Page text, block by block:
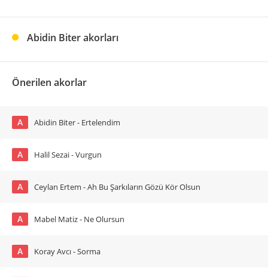
Abidin Biter akorları
Önerilen akorlar
A Abidin Biter - Ertelendim
A Halil Sezai - Vurgun
A Ceylan Ertem - Ah Bu Şarkıların Gözü Kör Olsun
A Mabel Matiz - Ne Olursun
A Koray Avcı - Sorma